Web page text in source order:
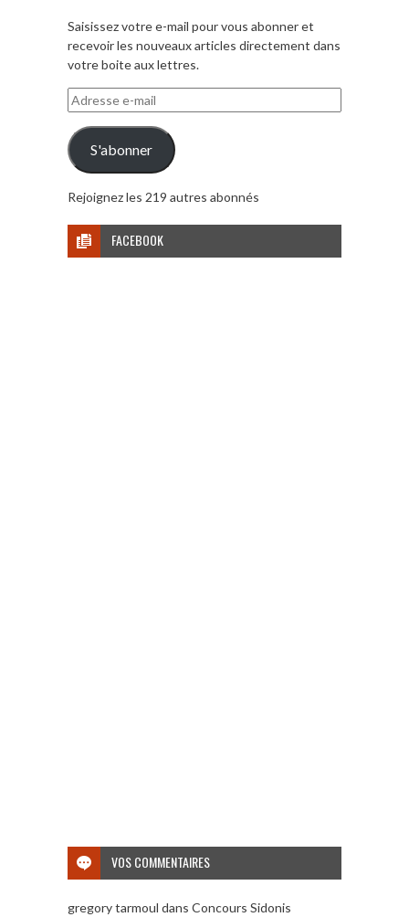
Saisissez votre e-mail pour vous abonner et
recevoir les nouveaux articles directement dans
votre boite aux lettres.
Adresse
e-
mail
S'abonner
Rejoignez les 219 autres abonnés
FACEBOOK
VOS COMMENTAIRES
gregory tarmoul dans Concours Sidonis